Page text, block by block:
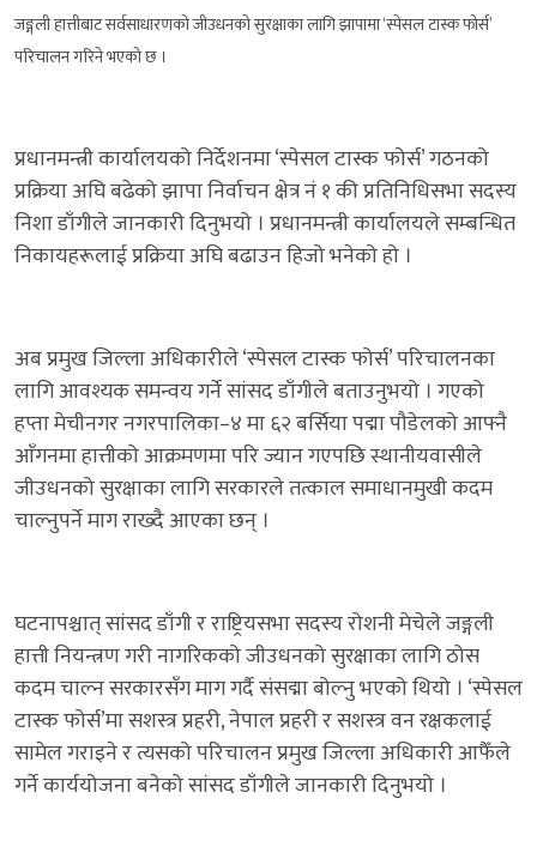
जङ्गली हात्तीबाट सर्वसाधारणको जीउधनको सुरक्षाका लागि झापामा ‘स्पेसल टास्क फोर्स’
परिचालन गरिने भएको छ ।
प्रधानमन्त्री कार्यालयको निर्देशनमा ‘स्पेसल टास्क फोर्स’ गठनको
प्रक्रिया अघि बढेको झापा निर्वाचन क्षेत्र नं १ की प्रतिनिधिसभा सदस्य
निशा डाँगीले जानकारी दिनुभयो । प्रधानमन्त्री कार्यालयले सम्बन्धित
निकायहरूलाई प्रक्रिया अघि बढाउन हिजो भनेको हो ।
अब प्रमुख जिल्ला अधिकारीले ‘स्पेसल टास्क फोर्स’ परिचालनका
लागि आवश्यक समन्वय गर्ने सांसद डाँगीले बताउनुभयो । गएको
हप्ता मेचीनगर नगरपालिका–४ मा ६२ बर्सिया पद्मा पौडेलको आफ्नै
आँगनमा हात्तीको आक्रमणमा परि ज्यान गएपछि स्थानीयवासीले
जीउधनको सुरक्षाका लागि सरकारले तत्काल समाधानमुखी कदम
चाल्नुपर्ने माग राख्दै आएका छन् ।
घटनापश्चात् सांसद डाँगी र राष्ट्रियसभा सदस्य रोशनी मेचेले जङ्गली
हात्ती नियन्त्रण गरी नागरिकको जीउधनको सुरक्षाका लागि ठोस
कदम चाल्न सरकारसँग माग गर्दै संसद्मा बोल्नु भएको थियो । ‘स्पेसल
टास्क फोर्स’मा सशस्त्र प्रहरी, नेपाल प्रहरी र सशस्त्र वन रक्षकलाई
सामेल गराइने र त्यसको परिचालन प्रमुख जिल्ला अधिकारी आफैँले
गर्ने कार्ययोजना बनेको सांसद डाँगीले जानकारी दिनुभयो ।